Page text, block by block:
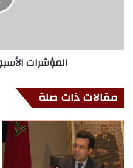
المؤشرات
مقالات ذات صلة